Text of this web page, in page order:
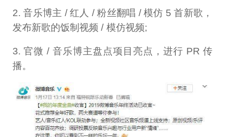
2. 音乐博主 / 红人 / 粉丝翻唱 / 模仿 5 首新歌，
发布新歌的饭制视频 / 模仿视频;
3. 官微 / 音乐博主盘点项目亮点，进行 PR 传
播。